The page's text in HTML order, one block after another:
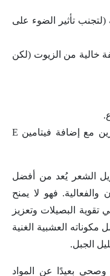
تأثير الضوء على
خالية من الزيوت (لكن
الزيت العشبي: صالح لمدة شهرين مع إضافة فيتامين E
الشعر يُعد من أفضل
والفعالية. فهو لا يمنح
البصيلات وتعزيز
العشبية الغنية
الجبل.
بعيدًا عن المواد